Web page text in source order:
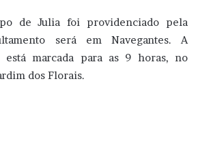
de Julia foi providenciado pela
será em Navegantes. A
está marcada para as 9 horas, no
dos Florais.